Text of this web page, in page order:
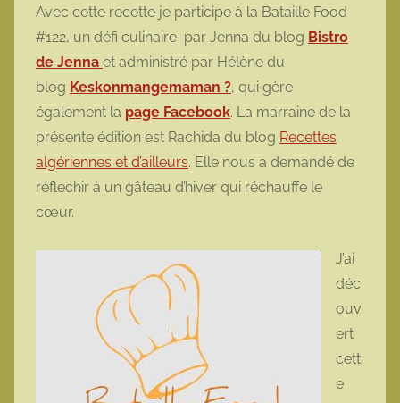
m
t
t
e
Avec cette recette je participe à la Bataille Food
#122, un défi culinaire par Jenna du blog Bistro
de Jenna et administré par Hélène du
blog Keskonmangemaman ?, qui gère
également la page Facebook. La marraine de la
présente édition est Rachida du blog Recettes
algériennes et d’ailleurs. Elle nous a demandé de
réflechir à un gâteau d’hiver qui réchauffe le
cœur.
J’ai
déc
ouv
ert
cett
e